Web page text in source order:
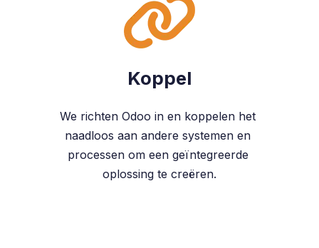
Koppel
We richten Odoo in en koppelen het
naadloos aan andere systemen en
processen om een geïntegreerde
oplossing te creëren.